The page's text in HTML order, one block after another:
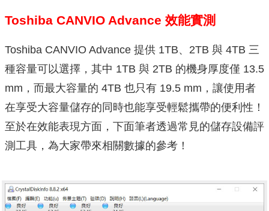
Toshiba CANVIO Advance 效能實測
Toshiba CANVIO Advance 提供 1TB、2TB 與 4TB 三
種容量可以選擇，其中 1TB 與 2TB 的機身厚度僅 13.5
mm，而最大容量的 4TB 也只有 19.5 mm，讓使用者
在享受大容量儲存的同時也能享受輕鬆攜帶的便利性！
至於在效能表現方面，下面筆者透過常見的儲存設備評
測工具，為大家帶來相關數據的參考！